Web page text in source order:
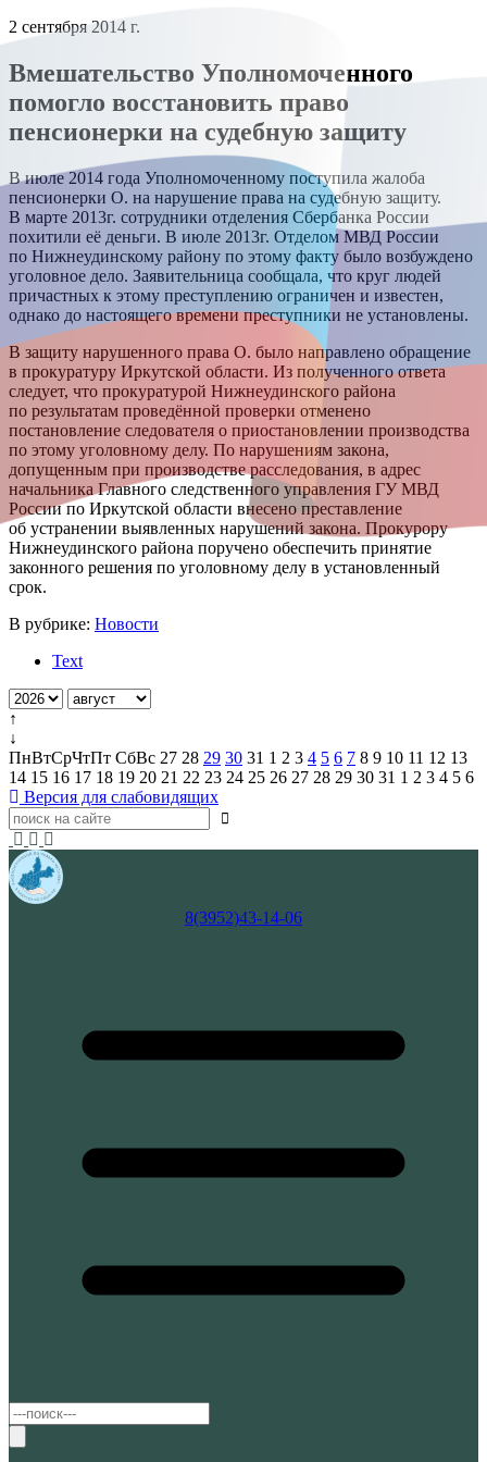
2 сентября 2014 г.
Вмешательство Уполномоченного
помогло восстановить право
пенсионерки на судебную защиту
В июле 2014 года Уполномоченному поступила жалоба
пенсионерки О. на нарушение права на судебную защиту.
В марте 2013г. сотрудники отделения Сбербанка России
похитили её деньги. В июле 2013г. Отделом МВД России
по Нижнеудинскому району по этому факту было возбуждено
уголовное дело. Заявительница сообщала, что круг людей
причастных к этому преступлению ограничен и известен,
однако до настоящего времени преступники не установлены.
В защиту нарушенного права О. было направлено обращение
в прокуратуру Иркутской области. Из полученного ответа
следует, что прокуратурой Нижнеудинского района
по результатам проведённой проверки отменено
постановление следователя о приостановлении производства
по этому уголовному делу. По нарушениям закона,
допущенным при производстве расследования, в адрес
начальника Главного следственного управления ГУ МВД
России по Иркутской области внесено преставление
об устранении выявленных нарушений закона. Прокурору
Нижнеудинского района поручено обеспечить принятие
законного решения по уголовному делу в установленный
срок.
В рубрике: Новости
Text
↑
↓
ПнВтСрЧтПт СбВс 27 28 29 30 31 1 2 3 4 5 6 7 8 9 10 11 12 13
14 15 16 17 18 19 20 21 22 23 24 25 26 27 28 29 30 31 1 2 3 4 5 6
Версия для слабовидящих
8(3952)43-14-06